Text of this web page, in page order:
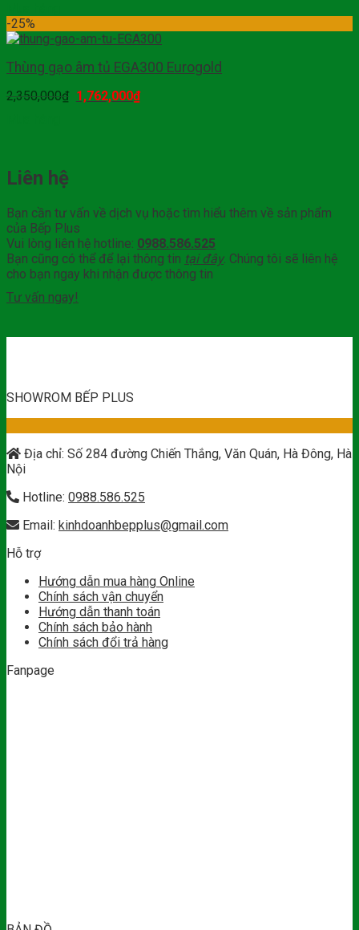
-25%
Thùng gạo âm tủ EGA300 Eurogold
2,350,000₫ 1,762,000₫
Liên hệ
Bạn cần tư vấn về dịch vụ hoặc tìm hiểu thêm về sản phẩm
của Bếp Plus
Vui lòng liên hệ hotline: 0988.586.525
Bạn cũng có thể để lại thông tin tại đây. Chúng tôi sẽ liên hệ
cho bạn ngay khi nhận được thông tin
Tư vấn ngay!
SHOWROM BẾP PLUS
Địa chỉ: Số 284 đường Chiến Thắng, Văn Quán, Hà Đông, Hà
Nội
Hotline: 0988.586.525
Email: kinhdoanhbepplus@gmail.com
Hỗ trợ
Hướng dẫn mua hàng Online
Chính sách vận chuyển
Hướng dẫn thanh toán
Chính sách bảo hành
Chính sách đổi trả hàng
Fanpage